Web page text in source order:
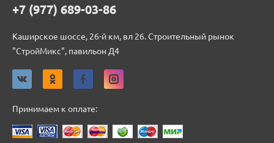
+7 (977) 689-03-86
Каширское шоссе, 26-й км, вл 26. Строительный рынок
"СтройМикс", павильон Д4
Принимаем к оплате: